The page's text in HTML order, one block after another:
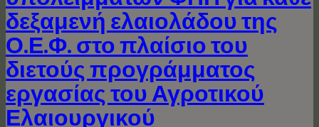
δεξαμενή ελαιολάδου της
Ο.Ε.Φ. στο πλαίσιο του
διετούς προγράμματος
εργασίας του Αγροτικού
Ελαιουργικού